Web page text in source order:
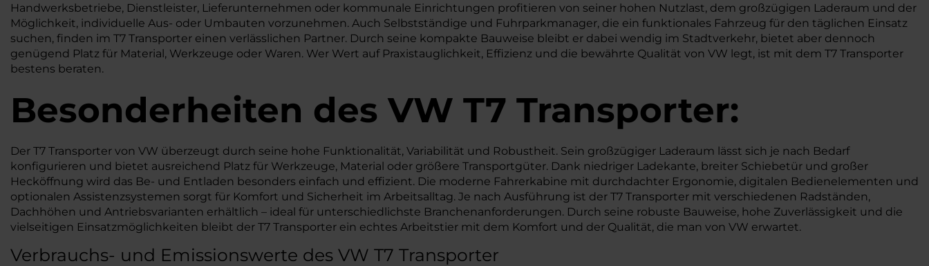
Handwerksbetriebe, Dienstleister, Lieferunternehmen oder kommunale Einrichtungen profitieren von seiner hohen Nutzlast, dem großzügigen Laderaum und der
Möglichkeit, individuelle Aus- oder Umbauten vorzunehmen. Auch Selbstständige und Fuhrparkmanager, die ein funktionales Fahrzeug für den täglichen Einsatz
suchen, finden im T7 Transporter einen verlässlichen Partner. Durch seine kompakte Bauweise bleibt er dabei wendig im Stadtverkehr, bietet aber dennoch
genügend Platz für Material, Werkzeuge oder Waren. Wer Wert auf Praxistauglichkeit, Effizienz und die bewährte Qualität von VW legt, ist mit dem T7 Transporter
bestens beraten.
Besonderheiten des VW T7 Transporter:
Der T7 Transporter von VW überzeugt durch seine hohe Funktionalität, Variabilität und Robustheit. Sein großzügiger Laderaum lässt sich je nach Bedarf
konfigurieren und bietet ausreichend Platz für Werkzeuge, Material oder größere Transportgüter. Dank niedriger Ladekante, breiter Schiebetür und großer
Hecköffnung wird das Be- und Entladen besonders einfach und effizient. Die moderne Fahrerkabine mit durchdachter Ergonomie, digitalen Bedienelementen und
optionalen Assistenzsystemen sorgt für Komfort und Sicherheit im Arbeitsalltag. Je nach Ausführung ist der T7 Transporter mit verschiedenen Radständen,
Dachhöhen und Antriebsvarianten erhältlich – ideal für unterschiedlichste Branchenanforderungen. Durch seine robuste Bauweise, hohe Zuverlässigkeit und die
vielseitigen Einsatzmöglichkeiten bleibt der T7 Transporter ein echtes Arbeitstier mit dem Komfort und der Qualität, die man von VW erwartet.
Verbrauchs- und Emissionswerte des VW T7 Transporter